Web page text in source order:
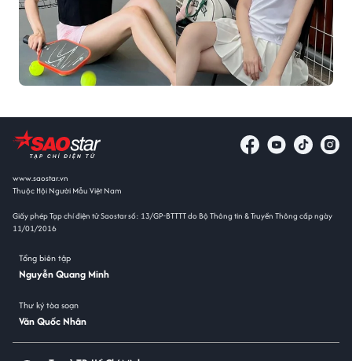
www.saostar.vn
Thuộc Hội Người Mẫu Việt Nam
Giấy phép Tạp chí điện tử Saostar số: 13/GP-BTTTT do Bộ Thông tin & Truyền Thông cấp ngày
11/01/2016
Tổng biên tập
Nguyễn Quang Minh
Thư ký tòa soạn
Văn Quốc Nhân